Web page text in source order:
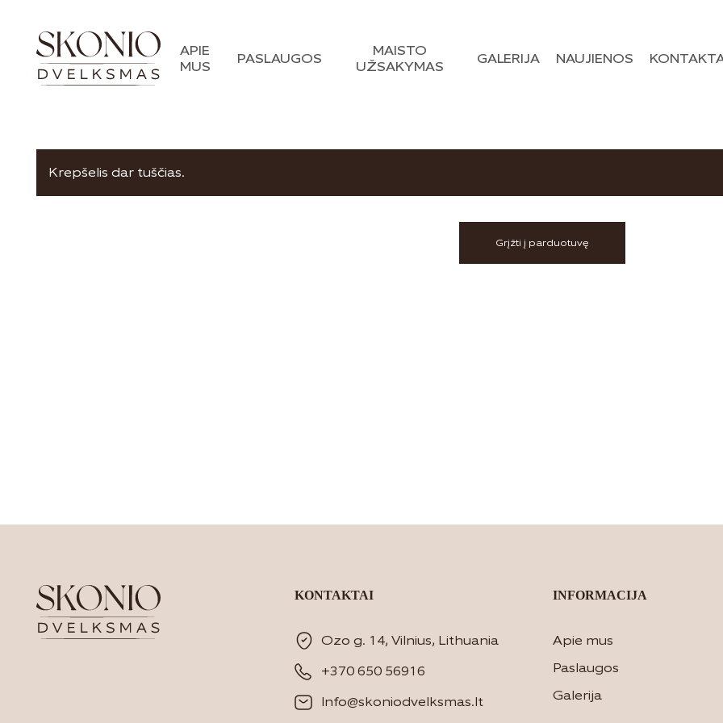
APIE
MUS
PASLAUGOS
MAISTO
UŽSAKYMAS
GALERIJA NAUJIENOS
Krepšelis dar tuščias.
Grįžti į parduotuvę
KONTAKTAI
Ozo g. 14, Vilnius, Lithuania
+370 650 56916
Info@skoniodvelksmas.lt
INFORMACIJA
Apie mus
Paslaugos
Galerija